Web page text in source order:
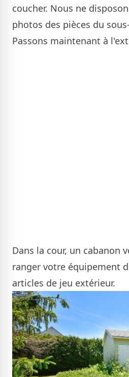
coucher. Nous ne
photos des pièces du
Passons maintenant à
Dans la cour, un cabanon
ranger votre équipement
articles de jeu extérieur.